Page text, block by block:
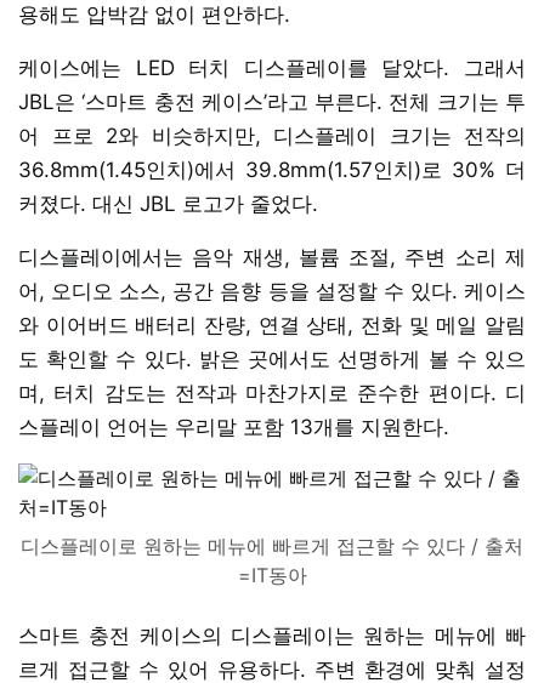
용해도 압박감 없이 편안하다.
케이스에는 LED 터치 디스플레이를 달았다. 그래서
JBL은 ‘스마트 충전 케이스’라고 부른다. 전체 크기는 투
어 프로 2와 비슷하지만, 디스플레이 크기는 전작의
36.8mm(1.45인치)에서 39.8mm(1.57인치)로 30% 더
커졌다. 대신 JBL 로고가 줄었다.
디스플레이에서는 음악 재생, 볼륨 조절, 주변 소리 제
어, 오디오 소스, 공간 음향 등을 설정할 수 있다. 케이스
와 이어버드 배터리 잔량, 연결 상태, 전화 및 메일 알림
도 확인할 수 있다. 밝은 곳에서도 선명하게 볼 수 있으
며, 터치 감도는 전작과 마찬가지로 준수한 편이다. 디
스플레이 언어는 우리말 포함 13개를 지원한다.
디스플레이로 원하는 메뉴에 빠르게 접근할 수 있다 / 출처
=IT동아
스마트 충전 케이스의 디스플레이는 원하는 메뉴에 빠
르게 접근할 수 있어 유용하다. 주변 환경에 맞춰 설정